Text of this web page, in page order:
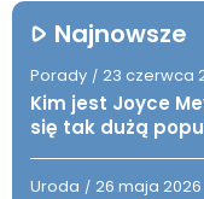
Najnowsze
Porady / 23 czerwca
Kim jest Joyce
się tak dużą
Uroda / 26 maja 2026